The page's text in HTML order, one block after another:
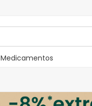
Medicamentos